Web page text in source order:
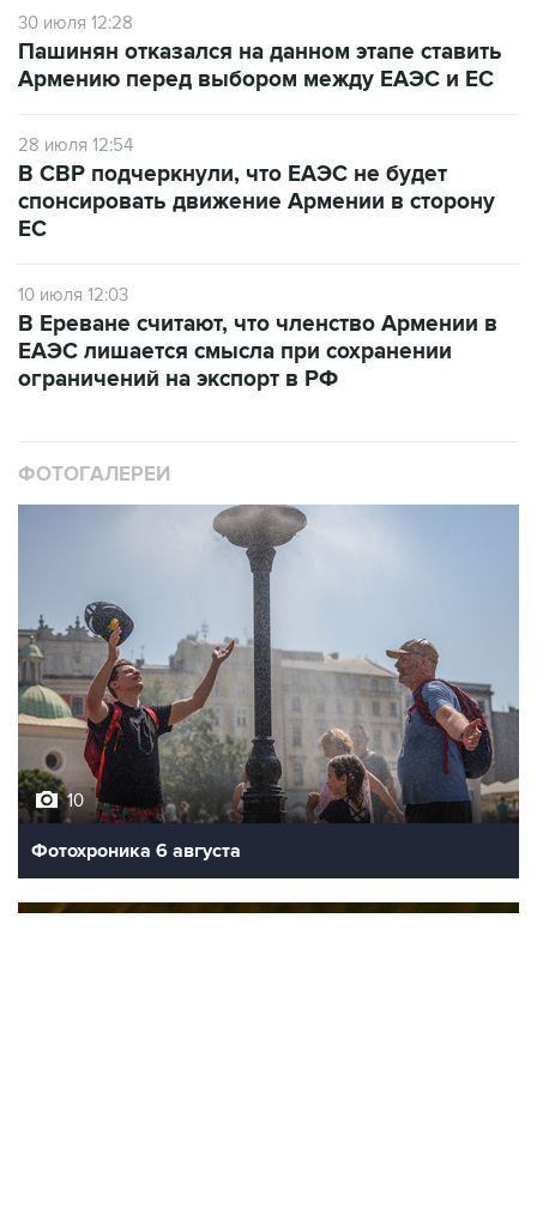
30 июля 12:28
Пашинян отказался на данном этапе ставить
Армению перед выбором между ЕАЭС и ЕС
28 июля 12:54
В СВР подчеркнули, что ЕАЭС не будет
спонсировать движение Армении в сторону
ЕС
10 июля 12:03
В Ереване считают, что членство Армении в
ЕАЭС лишается смысла при сохранении
ограничений на экспорт в РФ
ФОТОГАЛЕРЕИ
10
Фотохроника 6 августа